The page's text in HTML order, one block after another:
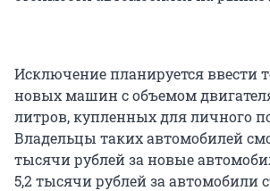
Исключение планируется ввести
новых машин с объемом
литров, купленных для личного
Владельцы таких автомобилей
тысячи рублей за новые
5,2 тысячи рублей за автомобили